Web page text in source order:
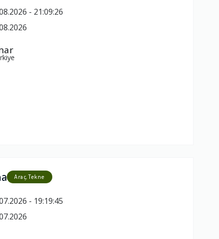
- 21:09:26
Araç, Tekne
- 19:19:45